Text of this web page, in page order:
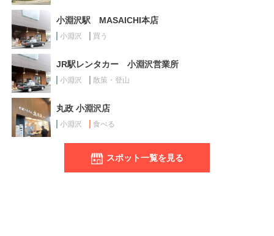
小淵沢駅 MASAICHI本店
小淵沢 買う
JR駅レンタカー 小淵沢営業所
小淵沢 散策・登山
丸政 小淵沢店
小淵沢 食べる
スポット一覧を見る